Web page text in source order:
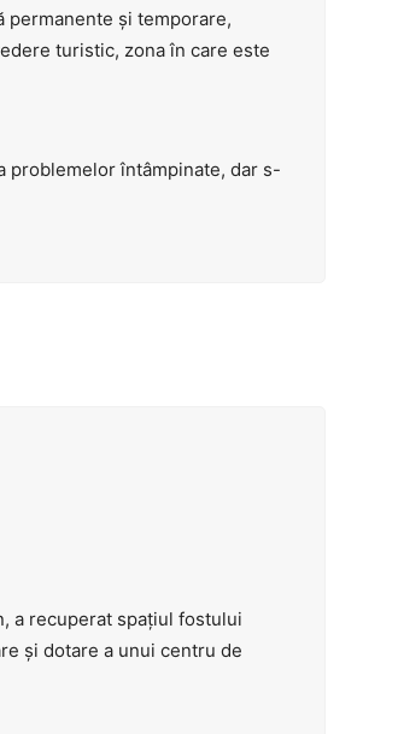
permanente și temporare,
turistic, zona în care este
problemelor întâmpinate, dar s-
a recuperat spațiul fostului
și dotare a unui centru de